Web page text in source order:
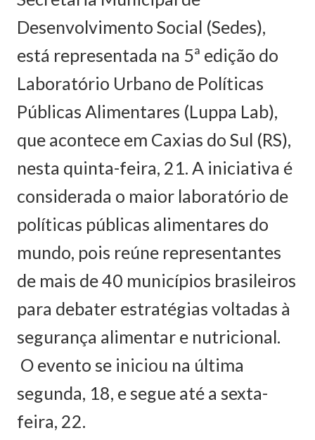
Desenvolvimento Social (Sedes),
está representada na 5ª edição do
Laboratório Urbano de Políticas
Públicas Alimentares (Luppa Lab),
que acontece em Caxias do Sul (RS),
nesta quinta-feira, 21. A iniciativa é
considerada o maior laboratório de
políticas públicas alimentares do
mundo, pois reúne representantes
de mais de 40 municípios brasileiros
para debater estratégias voltadas à
segurança alimentar e nutricional.
O evento se iniciou na última
segunda, 18, e segue até a sexta-
feira, 22.